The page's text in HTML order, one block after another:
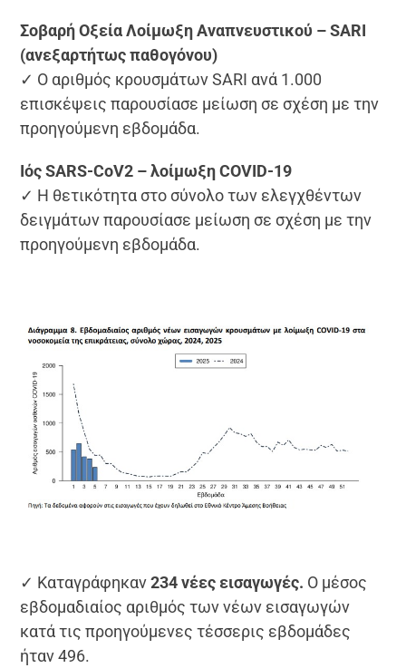
Σοβαρή Οξεία Λοίμωξη Αναπνευστικού – SARI
(ανεξαρτήτως παθογόνου)
✓ Ο αριθμός κρουσμάτων SARI ανά 1.000
επισκέψεις παρουσίασε μείωση σε σχέση με την
προηγούμενη εβδομάδα.
Ιός SARS-CoV2 – λοίμωξη COVID-19
✓ Η θετικότητα στο σύνολο των ελεγχθέντων
δειγμάτων παρουσίασε μείωση σε σχέση με την
προηγούμενη εβδομάδα.
✓ Καταγράφηκαν234 νέες εισαγωγές. Ο μέσος
εβδομαδιαίος αριθμός των νέων εισαγωγών
κατά τις προηγούμενες τέσσερις εβδομάδες
ήταν 496.